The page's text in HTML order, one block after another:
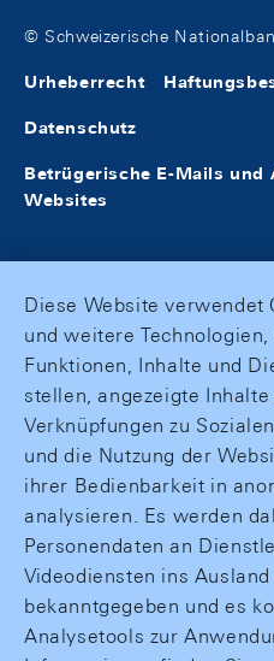
© Schweizerische
Urheberrecht
Datenschutz
Betrügerische E-Mails und
Websites
Diese Website verwendet
und weitere
Funktionen, Inhalte und
stellen, angezeigte
Verknüpfungen zu
und die Nutzung der
ihrer Bedienbarkeit in
analysieren. Es werden
Personendaten an
Videodiensten ins
bekanntgegeben und es
Analysetools zur